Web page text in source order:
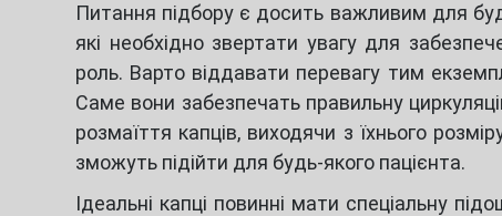
Питання підбору є досить важливим для
які необхідно звертати увагу для
роль. Варто віддавати перевагу тим
Саме вони забезпечать правильну
розмаїття капців, виходячи з їхнього
зможуть підійти для будь-якого пацієнта.
Ідеальні капці повинні мати спеціальну